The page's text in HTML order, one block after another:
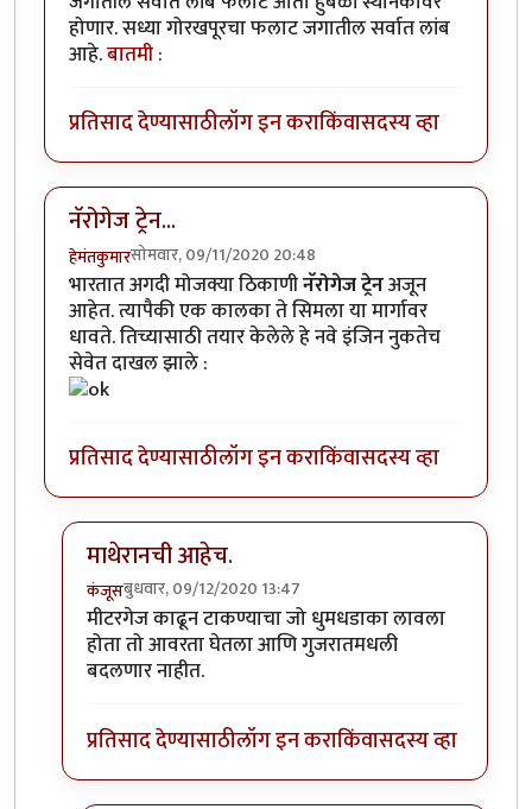
होणार. सध्या गोरखपूरचा फलाट जगातील सर्वात लांब
आहे.बातमी :
प्रतिसाद देण्यासाठीलॉग इन कराकिंवासदस्य व्हा
नॅरोगेज ट्रेन...
हेमंतकुमारसोमवार, 09/11/2020 20:48
भारतात अगदी मोजक्या ठिकाणीनॅरोगेज ट्रेनअजून
आहेत. त्यापैकी एक कालका ते सिमला या मार्गावर
धावते. तिच्यासाठी तयार केलेले हे नवे इंजिन नुकतेच
सेवेत दाखल झाले :
प्रतिसाद देण्यासाठीलॉग इन कराकिंवासदस्य व्हा
माथेरानची आहेच.
कंजूसबुधवार, 09/12/2020 13:47
In reply toनॅरोगेज ट्रेन...byहेमंतकुमार
मीटरगेज काढून टाकण्याचा जो धुमधडाका लावला
होता तो आवरता घेतला आणि गुजरातमधली
बदलणार नाहीत.
प्रतिसाद देण्यासाठीलॉग इन कराकिंवासदस्य व्हा